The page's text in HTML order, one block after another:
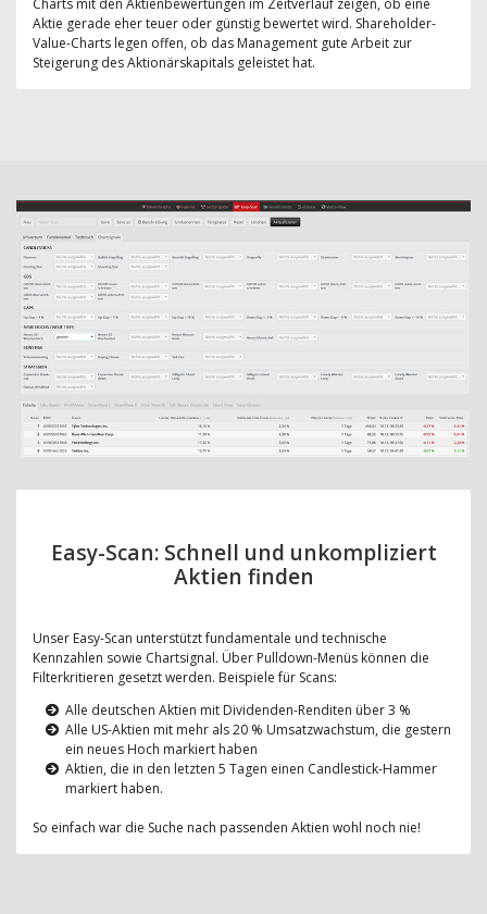
Charts mit den Aktienbewertungen im Zeitverlauf zeigen, ob eine
Aktie gerade eher teuer oder günstig bewertet wird. Shareholder-
Value-Charts legen offen, ob das Management gute Arbeit zur
Steigerung des Aktionärskapitals geleistet hat.
Easy-Scan: Schnell und unkompliziert
Aktien finden
Unser Easy-Scan unterstützt fundamentale und technische
Kennzahlen sowie Chartsignal. Über Pulldown-Menüs können die
Filterkritieren gesetzt werden. Beispiele für Scans:
Alle deutschen Aktien mit Dividenden-Renditen über 3 %
Alle US-Aktien mit mehr als 20 % Umsatzwachstum, die gestern
ein neues Hoch markiert haben
Aktien, die in den letzten 5 Tagen einen Candlestick-Hammer
markiert haben.
So einfach war die Suche nach passenden Aktien wohl noch nie!